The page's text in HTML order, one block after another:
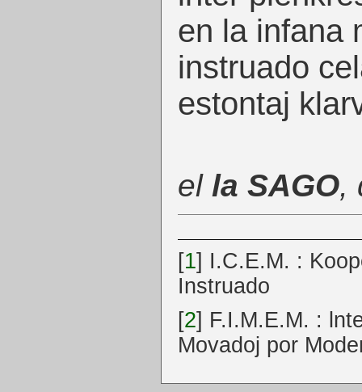
en la infana
instruado
estontaj
el la SAGO,
[1] I.C.E.M. :
Instruado
[2] F.I.M.E.M. :
Movadoj por